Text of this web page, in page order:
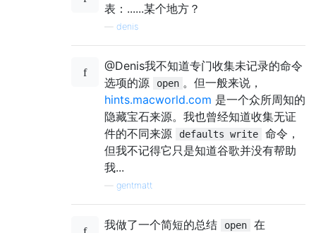
表：......某个地方？
denis
@Denis我不知道专门收集未记录的命令
选项的源
open 。但一般来说，
hints.macworld.com 是一个众所周知的
隐藏宝石来源。我也曾经知道收集无证
件的不同来源
defaults write
命令，
但我不记得它只是知道谷歌并没有帮助
我...
gentmatt
我做了一个简短的总结 open
在